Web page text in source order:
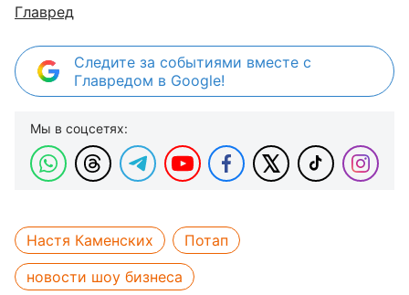
Главред
Следите за событиями вместе с
Главредом в Google!
Мы в соцсетях:
Настя Каменских
Потап
новости шоу бизнеса